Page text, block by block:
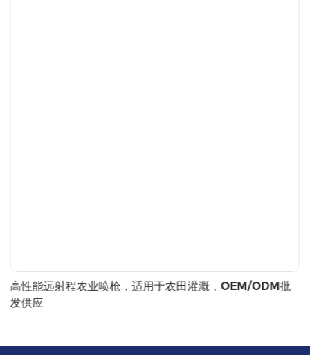
高性能远射程农业喷枪，适用于农田灌溉，OEM/ODM批
发供应